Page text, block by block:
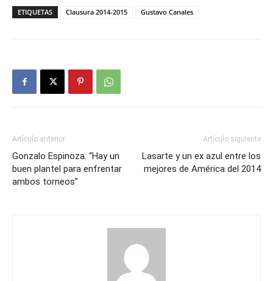
ETIQUETAS Clausura 2014-2015 Gustavo Canales
Artículo anterior
Gonzalo Espinoza: “Hay un
buen plantel para enfrentar
ambos torneos”
Artículo siguiente
Lasarte y un ex azul entre los
mejores de América del 2014